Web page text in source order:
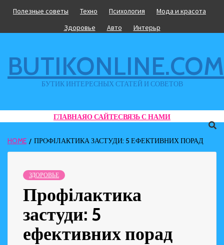
Полезные советы Техно Психология
Мода и красота
Здоровье
Авто Интерьр
БУТИК ИНТЕРЕСНЫХ СТАТЕЙ И СОВЕТОВ
ГЛАВНАЯО САЙТЕСВЯЗЬ С НАМИ
HOME ПРОФІЛАКТИКА ЗАСТУДИ: 5 ЕФЕКТИВНИХ ПОРАД
ЗДОРОВЬЕ
Профілактика
застуди: 5
ефективних порад